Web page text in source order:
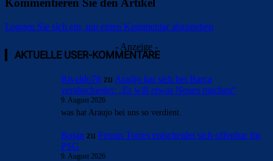
Loggen Sie sich ein, um einen Kommentar abzugeben
- Anzeige -
AKTUELLE USER-KOMMENTARE
Rivaldo78 zu Araújo hat sich bei Barça
verabschiedet: „Er will etwas Neues machen“
9. August 2026
was hat Araujo bei uns so verdient.
Bojan zu Ferran Torres entscheidet sich offenbar für
PSG
9. August 2026